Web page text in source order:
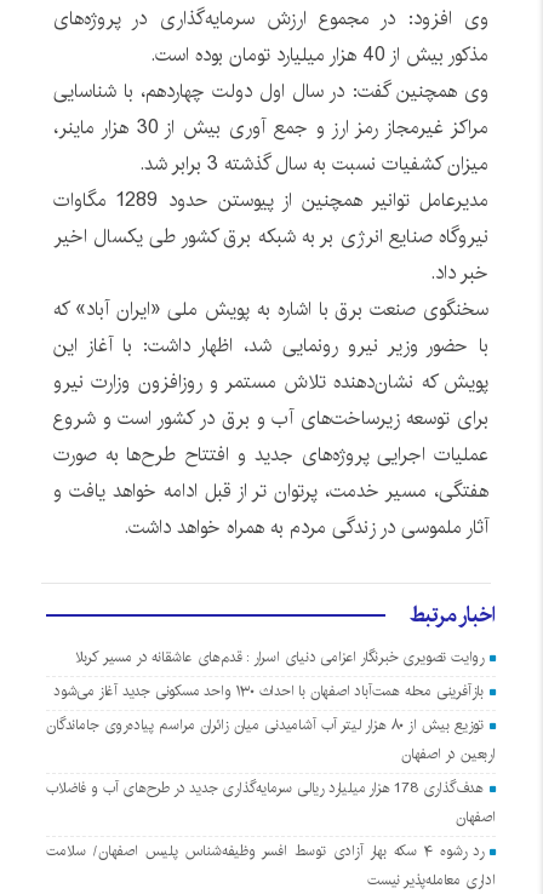
وی افزود: در مجموع ارزش سرمایه‌گذاری در پروژه‌های
مذکور بیش از 40 هزار میلیارد تومان بوده است.
وی همچنین گفت: در سال اول دولت چهاردهم، با شناسایی
مراکز غیرمجاز رمز ارز و جمع آوری بیش از 30 هزار ماینر،
میزان کشفیات نسبت به سال گذشته 3 برابر شد.
مدیرعامل توانیر همچنین از پیوستن حدود 1289 مگاوات
نیروگاه صنایع انرژی بر به شبکه برق کشور طی یکسال اخیر
خبر داد.
سخنگوی صنعت برق با اشاره به پویش ملی «ایران آباد» که
با حضور وزیر نیرو رونمایی شد، اظهار داشت: با آغاز این
پویش که نشان‌دهنده تلاش مستمر و روزافزون وزارت نیرو
برای توسعه زیرساخت‌های آب و برق در کشور است و شروع
عملیات اجرایی پروژه‌های جدید و افتتاح طرح‌ها به صورت
هفتگی، مسیر خدمت، پرتوان تر از قبل ادامه خواهد یافت و
آثار ملموسی در زندگی مردم به همراه خواهد داشت.
اخبار مرتبط
روایت تصویری خبرنگار اعزامی دنیای اسرار : قدم‌های عاشقانه در مسیر کربلا
بازآفرینی محله همت‌آباد اصفهان با احداث ۱۳۰ واحد مسکونی جدید آغاز می‌شود
توزیع بیش از ۸۰ هزار لیتر آب آشامیدنی میان زائران مراسم پیاده‌روی جاماندگان
اربعین در اصفهان
هدف‌گذاری 178 هزار میلیارد ریالی سرمایه‌گذاری جدید در طرح‌های آب و فاضلاب
اصفهان
رد رشوه ۴ سکه بهار آزادی توسط افسر وظیفه‌شناس پلیس اصفهان/ سلامت
اداری معامله‌پذیر نیست